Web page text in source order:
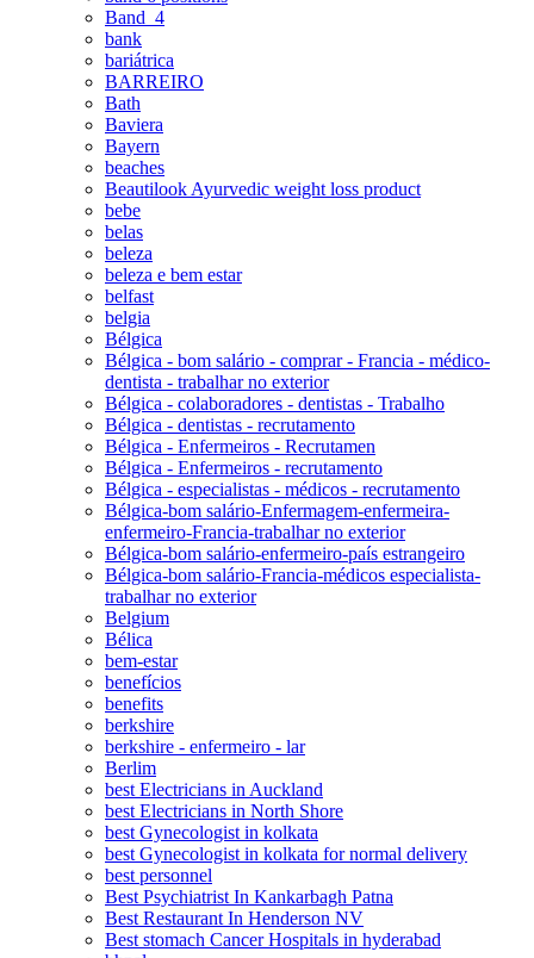
Band_4
bank
bariátrica
BARREIRO
Bath
Baviera
Bayern
beaches
Beautilook Ayurvedic weight loss product
bebe
belas
beleza
beleza e bem estar
belfast
belgia
Bélgica
Bélgica - bom salário - comprar - Francia - médico-
dentista - trabalhar no exterior
Bélgica - colaboradores - dentistas - Trabalho
Bélgica - dentistas - recrutamento
Bélgica - Enfermeiros - Recrutamen
Bélgica - Enfermeiros - recrutamento
Bélgica - especialistas - médicos - recrutamento
Bélgica-bom salário-Enfermagem-enfermeira-
enfermeiro-Francia-trabalhar no exterior
Bélgica-bom salário-enfermeiro-país estrangeiro
Bélgica-bom salário-Francia-médicos especialista-
trabalhar no exterior
Belgium
Bélica
bem-estar
benefícios
benefits
berkshire
berkshire - enfermeiro - lar
Berlim
best Electricians in Auckland
best Electricians in North Shore
best Gynecologist in kolkata
best Gynecologist in kolkata for normal delivery
best personnel
Best Psychiatrist In Kankarbagh Patna
Best Restaurant In Henderson NV
Best stomach Cancer Hospitals in hyderabad